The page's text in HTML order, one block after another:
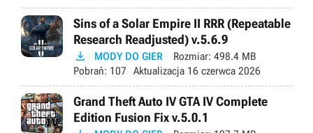
Sins of a Solar Empire II RRR (Repeatable
Research Readjusted) v.5.6.9
 MODY DO GIER Rozmiar: 498.4 MB
Pobrań: 107 Aktualizacja 16 czerwca 2026
Grand Theft Auto IV GTA IV Complete
Edition Fusion Fix v.5.0.1